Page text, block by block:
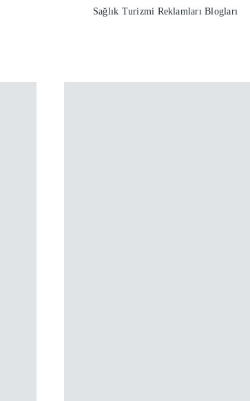
Sağlık Turizmi Reklamları Blogları